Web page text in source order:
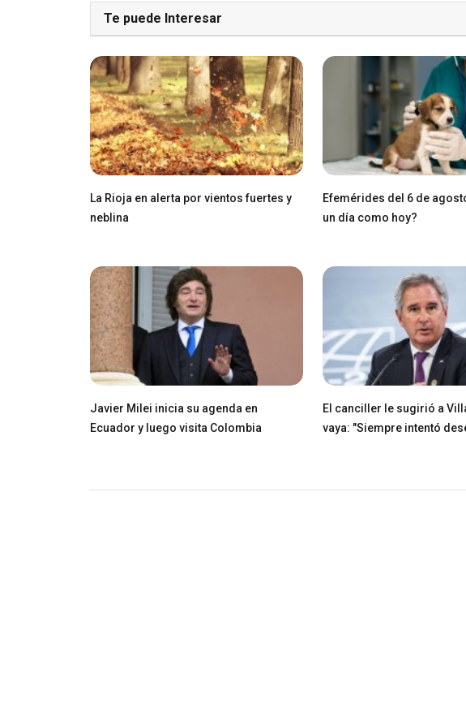
Te puede Interesar
La Rioja en alerta por vientos fuertes y
neblina
Efemérides del 6 de
un día como hoy?
Javier Milei inicia su agenda en
Ecuador y luego visita Colombia
El canciller le sugirió a
vaya: "Siempre intentó